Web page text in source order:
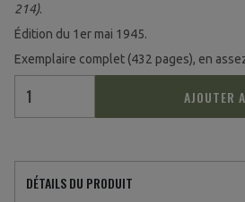
214).
Édition du 1er mai 1945.
Exemplaire complet (432 pages), en
AJOUTER
DÉTAILS DU PRODUIT